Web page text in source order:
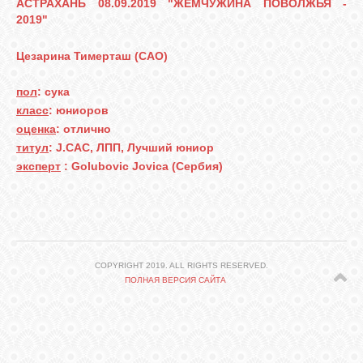
ВХОД
VK
FACEBOOK
АСТРАХАНЬ 08.09.2019 "ЖЕМЧУЖИНА ПОВОЛЖЬЯ -
2019"
Цезарина Тимерташ (САО)
пол: сука
класс: юниоров
оценка: отлично
титул: J.CAC, ЛПП, Лучший юниор
эксперт : Golubovic Jovica (Сербия)
COPYRIGHT 2019. ALL RIGHTS RESERVED.
ПОЛНАЯ ВЕРСИЯ САЙТА